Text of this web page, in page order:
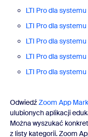
LTI Pro dla
LTI Pro dla
LTI Pro dla
LTI Pro dla
LTI Pro dla
OdwiedźZoom App
ulubionych aplikacji
Można wyszukać
z listy kategorii. Zoom